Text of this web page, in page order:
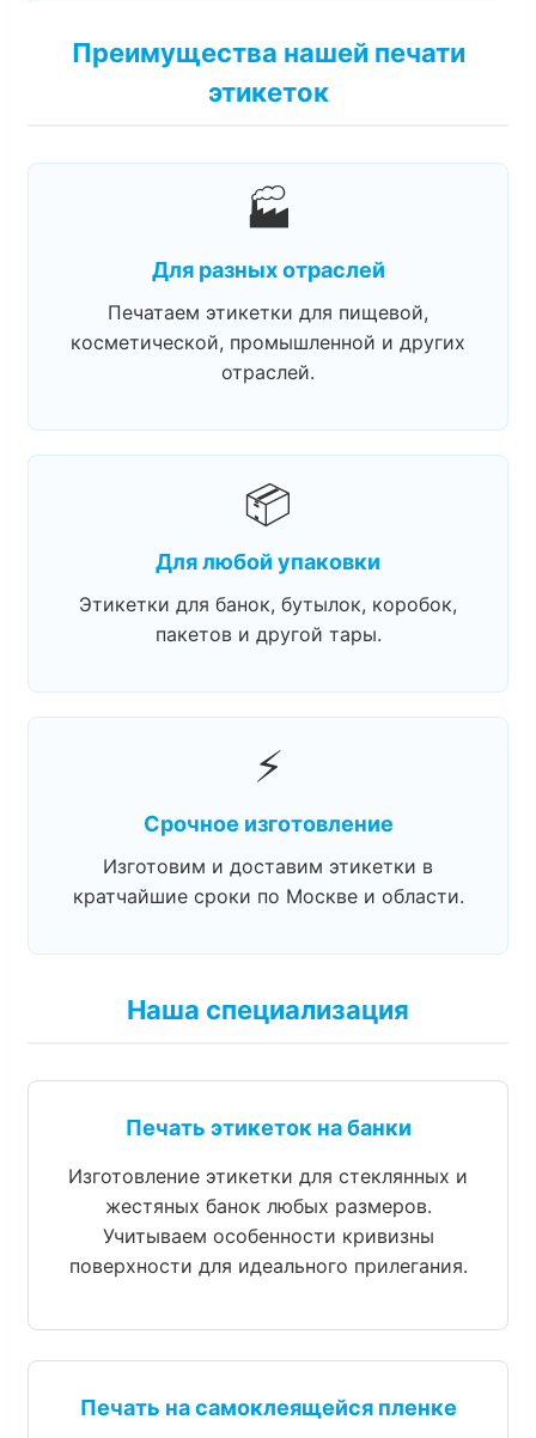
Преимущества нашей печати
этикеток
🏭
Для разных отраслей
Печатаем этикетки для пищевой,
косметической, промышленной и других
отраслей.
📦
Для любой упаковки
Этикетки для банок, бутылок, коробок,
пакетов и другой тары.
⚡
Срочное изготовление
Изготовим и доставим этикетки в
кратчайшие сроки по Москве и области.
Наша специализация
Печать этикеток на банки
Изготовление этикетки для стеклянных и
жестяных банок любых размеров.
Учитываем особенности кривизны
поверхности для идеального прилегания.
Печать на самоклеящейся пленке